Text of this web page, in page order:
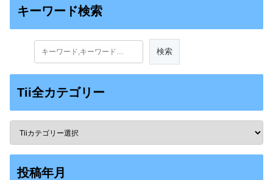
キーワード検索
Tii全カテゴリー
投稿年月